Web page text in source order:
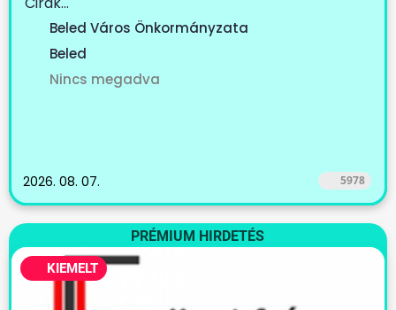
Beled Város Önkormányzata
Beled
Nincs megadva
2026. 08. 07. 5978
PRÉMIUM HIRDETÉS
KIEMELT